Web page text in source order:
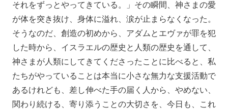
それをずっとやってきている。」その瞬間、神さまの愛
が体を突き抜け、身体に溢れ、涙が止まらなくなった。
そうなのだ、創造の初めから、アダムとエヴァが罪を犯
した時から、イスラエルの歴史と人類の歴史を通して、
神さまが人類にしてきてくださったことに比べると、私
たちがやっていることは本当に小さな無力な支援活動で
あるけれども、差し伸べた手の届く人から、やめない、
関わり続ける、寄り添うことの大切さを、今日も、これ